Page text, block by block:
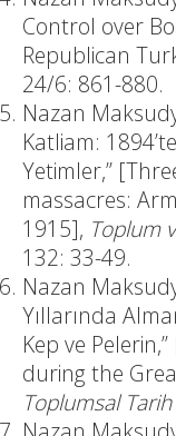
Control over
Republican
24/6: 861-880.
Nazan
Katliam:
Yetimler,”
massacres:
1915], Toplum
132: 33-49.
Nazan
Yıllarında
Kep ve
during the
Toplumsal Tarih